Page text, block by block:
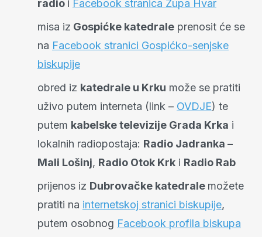
radio i Facebook stranica Župa Hvar
misa iz Gospićke katedrale prenosit će se
na Facebook stranici Gospićko-senjske
biskupije
obred iz katedrale u Krku može se pratiti
uživo putem interneta (link – OVDJE) te
putem kabelske televizije Grada Krka i
lokalnih radiopostaja: Radio Jadranka –
Mali Lošinj, Radio Otok Krk i Radio Rab
prijenos iz Dubrovačke katedrale možete
pratiti na internetskoj stranici biskupije,
putem osobnog Facebook profila biskupa